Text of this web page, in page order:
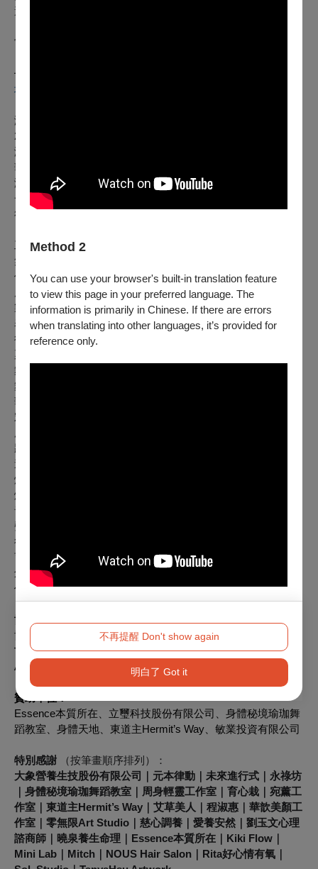
Method 2
You can use your browser's built-in translation feature
to view this page in your preferred language. The
information is primarily in Chinese. If there are errors
when translating into other languages, it’s provided for
reference only.
不再提醒 Don't show again
明白了 Got it
還是我們自己？
當你發現鏡子也在注視著你，
━━━━━━━━━━━━━━━━━━━━━━━━
坤劇場第陸號作品
演出日期｜
2026.09.04（五）－09.06（日）
演出地點｜
華山烏梅劇院
演出單位｜坤劇場 KUN Theatre
一齣讓你笑著走進來，
卻帶著眼淚離開的魔幻傷痕喜劇。
工作團隊（依姓名筆畫順序）
集體創作：左念豫、江如珠、林玉華、吳玉蓮、阿貝、林盈
伶、洪婧元、俞懿庭、孫立倫、納塔莉、張月霞、黃一賢、黃
雁萍、楊宜芬、趙珮妤、陳欣怡、陳盈伶、蘇莞文
製作人/執行導演/舞台監督：朱坤靈
表演顧問：朱宏章
行銷統籌：林彥伶
票務統籌：吳幸奇、戴元元
舞台設計/平面設計：楊尚展
舞台美術：小妤、何佩芬、李岢錚、林旻瑩、周育賢、許倬
華、張德芳、楊喬茵、劉玉文、盧洛儀、陳慈蕙、醒陽、簡華
宏、鄭宇秀、鄧璟薇
妝髮設計：庚、羅子晴
造型執行：Mandi、大發、邱詠真、張敦齊
燈光設計：宋喬瑄
燈光技術指導：賴亮嘉
音樂與聲響：魏孝君
聲音技術：田芮安、孟函
行銷公關：Kyra Liu、
育瑄、張斐怡、喬喬、黃齡瑩、莊季磬、愛旭黎
創作師資群：
佑仁、劉至芸、鄒孟翰
協辦單位：
協會
首席贊助：
AROMASE艾瑪絲
贊助單位：
Essence本質所在、立璽科技股份有限公司、身體秘境瑜珈舞
蹈教室、身體天地、東道主Hermit’s Way、敏業投資有限公司
特別感謝 （按筆畫順序排列）
：
大象營養生技股份有限公司｜元本律動｜未來進行式｜永祿坊
｜身體秘境瑜珈舞蹈教室｜周身輕靈工作室｜育心栽｜宛薰工
作室｜東道主Hermit’s Way｜艾草美人｜程淑惠｜華歆美顏工
作室｜零無限Art Studio｜慈心調養｜愛養安然｜劉玉文心理
諮商師｜曉泉養生命理｜Essence本質所在｜Kiki Flow｜
Mini Lab｜Mitch｜NOUS Hair Salon｜Rita好心情有氧｜